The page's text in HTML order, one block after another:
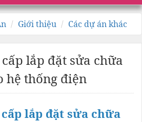
Giới thiệu Các dự án khác
lắp đặt sửa chữa
hệ thống điện
lắp đặt sửa chữa